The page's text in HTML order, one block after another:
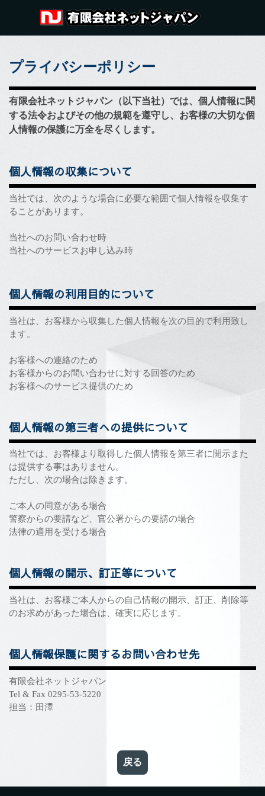
メニューをスキップ
プライバシーポリシー
有限会社ネットジャパン（以下当社）では、個人情報に関
する法令およびその他の規範を遵守し、お客様の大切な個
人情報の保護に万全を尽くします。
個人情報の収集について
当社では、次のような場合に必要な範囲で個人情報を収集す
ることがあります。
当社へのお問い合わせ時
当社へのサービスお申し込み時
個人情報の利用目的について
当社は、お客様から収集した個人情報を次の目的で利用致し
ます。
お客様への連絡のため
お客様からのお問い合わせに対する回答のため
お客様へのサービス提供のため
個人情報の第三者への提供について
当社では、お客様より取得した個人情報を第三者に開示また
は提供する事はありません。
ただし、次の場合は除きます。
ご本人の同意がある場合
警察からの要請など、官公署からの要請の場合
法律の適用を受ける場合
個人情報の開示、訂正等について
当社は、お客様ご本人からの自己情報の開示、訂正、削除等
のお求めがあった場合は、確実に応じます。
個人情報保護に関するお問い合わせ先
有限会社ネットジャパン
Tel & Fax 0295-53-5220
担当：田澤
戻る